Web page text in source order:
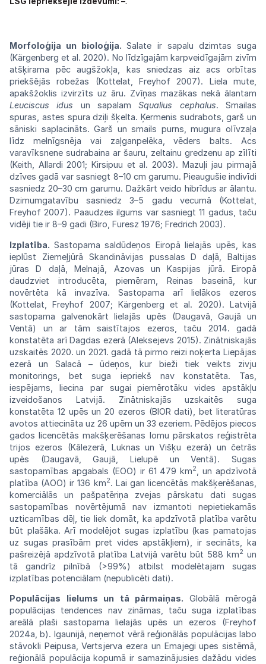
Morfoloģija un bioloģija.Salate ir sapalu dzimtas suga
(Kärgenberg et al. 2020). No līdzīgajām karpveidīgajām zivīm
atšķirama pēc augšžokļa, kas sniedzas aiz acsorbītas
priekšējās robežas (Kottelat, Freyhof 2007). Liela
mute,
apakšžoklis izvirzīts uz āru. Zvīņas mazākas nekā ālantam
Leuciscus idus unsapalamSqualius cephalus. Smailas
spuras, astes spura dziļi šķelta. Ķermenis sudrabots,garš un
sāniski saplacināts. Garš unsmails purns, mugura olīvzaļa
līdz melnīgsnēja vai zaļganpelēka, vēders balts. Acs
varavīksnene sudrabaina ar šauru, zeltainu gredzenu ap zīlīti
(Keith,
Allardi 2001; Kirsipuu et al. 2003). Mazuļi jau pirmajā
dzīves gadā varsasniegt 8–10 cm garumu. Pieaugušie indivīdi
sasniedz 20–30 cm garumu. Dažkārt veido hibrīdusar ālantu.
Dzimumgatavību sasniedz 3–5 gadu vecumā (Kottelat,
Freyhof 2007). Paaudzesilgums var sasniegt 11 gadus, taču
vidēji tie ir 8–9 gadi (Biro, Furesz 1976; Fredrich 2003).
Izplatība. Sastopama saldūdeņos Eiropā lielajās upēs, kas
ieplūst Ziemeļjūrā Skandināvijas pussalas D daļā, Baltijas
jūras D daļā,Melnajā, Azovas un Kaspijas jūrā. Eiropā
daudzviet introducēta, piemēram, Reinas baseinā, kur
novērtēta kā invazīva. Sastopama arī lielākos ezeros
(Kottelat, Freyhof 2007; Kärgenberg et al. 2020). Latvijā
sastopama galvenokārt lielajās upēs (Daugavā,Gaujāun
Ventā) un ar tām saistītajos ezeros, taču 2014. gadā
konstatēta arī Dagdas ezerā (Aleksejevs 2015). Zinātniskajās
uzskaitēs 2020. un 2021. gadā tā pirmo reizi noķerta Liepājas
ezerā un Salacā – ūdeņos, kur bieži tiek veikts zivju
monitorings, bet suga
iepriekš nav konstatēta. Tas,
iespējams, liecina par sugai piemērotāku vides apstākļu
izveidošanos Latvijā. Zinātniskajās uzskaitēs suga
konstatēta 12 upēs un 20 ezeros (BIOR dati),betliteratūras
avotos attiecināta uz 26 upēm un 33 ezeriem. Pēdējos piecos
gados licencētās makšķerēšanas lomu pārskatos reģistrēta
trijosezeros (Kālezerā, Luknas un Višķu ezerā) un četrās
upēs (Daugavā, Gaujā, Lielupē unVentā).Sugas
sastopamības apgabals (EOO) ir 61 479 km2
, un apdzīvotā
platība (AOO)ir136 km2. Lai gan licencētās makšķerēšanas,
komerciālās un pašpatēriņa zvejaspārskatu dati sugas
sastopamības novērtējumā nav izmantoti
nepietiekamās
uzticamības dēļ, tie liek domāt, ka apdzīvotā platība varētu
būt plašāka. Arī modelējot sugas izplatību (kas pamatojas
uz sugas prasībām pret vides apstākļiem), ir secināts, ka
pašreizējā apdzīvotā platība Latvijā varētu būt 588 km2 un
tā gandrīz pilnībā (>99%) atbilst modelētajamsugas
izplatības potenciālam (nepublicēti dati).
Populācijas lielums un tā pārmaiņas. Globālā mērogā
populācijas tendences nav zināmas, taču suga izplatības
areālā plaši sastopama lielajās upēs un ezeros (Freyhof
2024a, b). Igaunijā, neņemot vērāreģionālās populācijas labo
stāvokli Peipusa,Vertsjervaezera un Emajegi upes sistēmā,
reģionālā populācija kopumā ir samazinājusiesdažāduvides